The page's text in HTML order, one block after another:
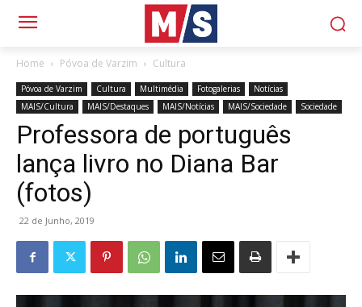
Home Póvoa de Varzim Cultura
Póvoa de Varzim Cultura Multimédia Fotogalerias
Notícias
MAIS/Cultura
MAIS/Destaques MAIS/Notícias MAIS/Sociedade Sociedade
Professora de português
lança livro no Diana Bar
(fotos)
22 de Junho, 2019